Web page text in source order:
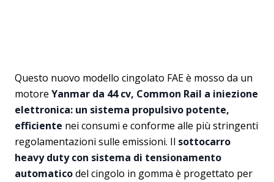
Questo nuovo modello cingolato FAE è mosso da un
motore Yanmar da 44 cv, Common Rail a iniezione
elettronica: un sistema propulsivo potente,
efficiente nei consumi e conforme alle più stringenti
regolamentazioni sulle emissioni. Il sottocarro
heavy duty con sistema di tensionamento
automaticodel cingolo in gomma è progettato per